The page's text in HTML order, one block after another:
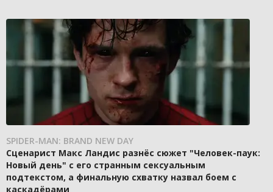
SPIDER-MAN: BRAND NEW DAY
Сценарист Макс Ландис разнёс сюжет "Человек-паук:
Новый день" с его странным сексуальным
подтекстом, а финальную схватку назвал боем с
каскадёрами